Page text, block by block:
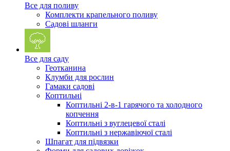
Все для поливу
Комплекти крапельного поливу
Садові шланги
Все для саду
Геотканина
Клумби для рослин
Гамаки садові
Коптильні
Коптильні 2-в-1 гарячого та холодного
копчення
Коптильні з вуглецевої сталі
Коптильні з нержавіючої сталі
Шпагат для підвязки